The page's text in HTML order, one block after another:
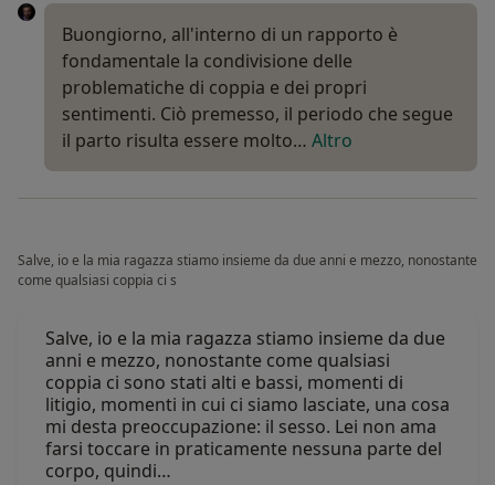
Buongiorno, all'interno di un rapporto è
fondamentale la condivisione delle
problematiche di coppia e dei propri
sentimenti. Ciò premesso, il periodo che segue
il parto risulta essere molto… Altro
Salve, io e la mia ragazza stiamo insieme da due anni e mezzo, nonostante
come qualsiasi coppia ci s
Salve, io e la mia ragazza stiamo insieme da due
anni e mezzo, nonostante come qualsiasi
coppia ci sono stati alti e bassi, momenti di
litigio, momenti in cui ci siamo lasciate, una cosa
mi desta preoccupazione: il sesso. Lei non ama
farsi toccare in praticamente nessuna parte del
corpo, quindi…